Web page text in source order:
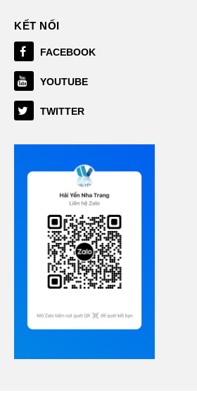
KẾT NỐI
FACEBOOK
YOUTUBE
TWITTER